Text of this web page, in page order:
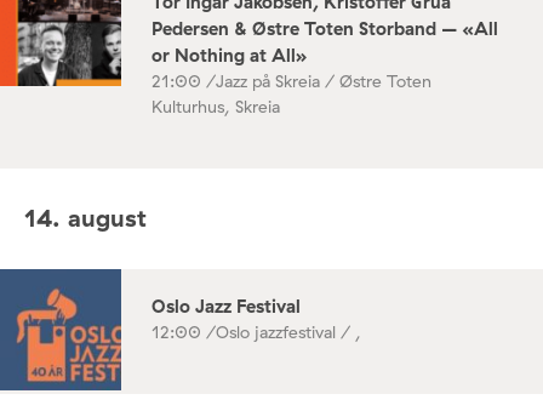
Pedersen & Østre Toten Storband – «All
or Nothing at All»
21:00 /Jazz på Skreia / Østre Toten
Kulturhus, Skreia
14. august
Oslo Jazz Festival
12:00 /Oslo jazzfestival / ,